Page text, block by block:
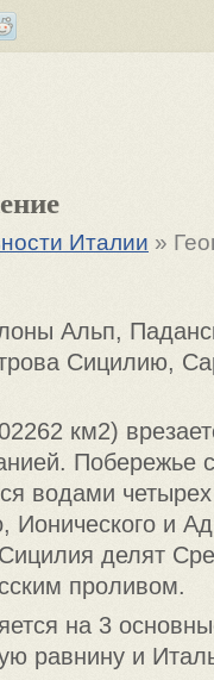
Италии »
Альп,
Сицилию,
км2)
Побережье
водами
Ионического и
делят
проливом.
на 3
равнину и